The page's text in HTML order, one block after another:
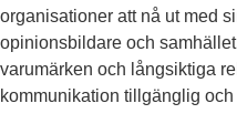
organisationer att nå ut med
opinionsbildare och
varumärken och långsiktiga
kommunikation tillgänglig och